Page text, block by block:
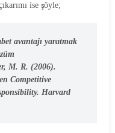
ise şöyle;
avantajı yaratmak
M. R. (2006).
Competitive
Harvard